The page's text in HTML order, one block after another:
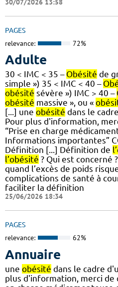
30/07/2026 13:58
PAGES
relevance: 72%
Adulte
30 < IMC < 35 – Obésité de
simple ») 35 < IMC < 40 –
obésité sévère ») IMC > 40 –
obésité massive », ou «
[...] une obésité dans le
Pour plus d'information,
“Prise en charge
Informations importantes”
Définition [...] Définition de
l’obésité ? Qui est concerné
quand l’excès de poids
complications de santé à
faciliter la définition
25/06/2026 18:34
PAGES
relevance: 62%
Annuaire
une obésité dans le cadre
plus d'information, merci de